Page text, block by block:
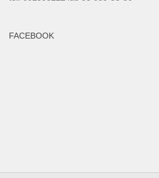
FACEBOOK